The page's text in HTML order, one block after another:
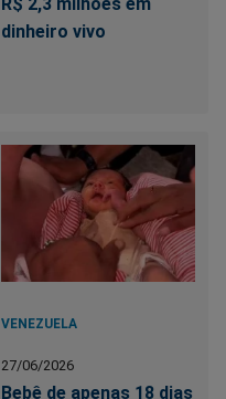
dinheiro vivo
VENEZUELA
27/06/2026
Bebê de apenas 18 dias